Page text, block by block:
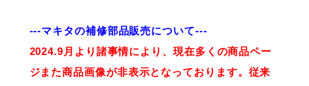
---マキタの補修部品販売について---
2024.9月より諸事情により、現在多くの商品ペー
ジまた商品画像が非表示となっております。従来